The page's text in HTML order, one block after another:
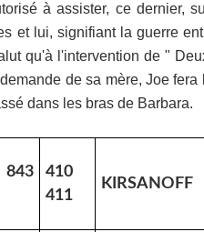
à assister, ce dernier,
et lui, signifiant la guerre
qu'à l'intervention de "
de sa mère, Joe
dans les bras de Barbara.
410
411
KIRSANOFF